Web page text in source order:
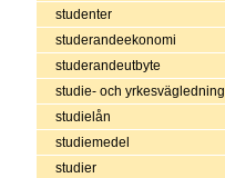
studenter
studerandeekonomi
studerandeutbyte
studie- och yrkesvägledning
studielån
studiemedel
studier